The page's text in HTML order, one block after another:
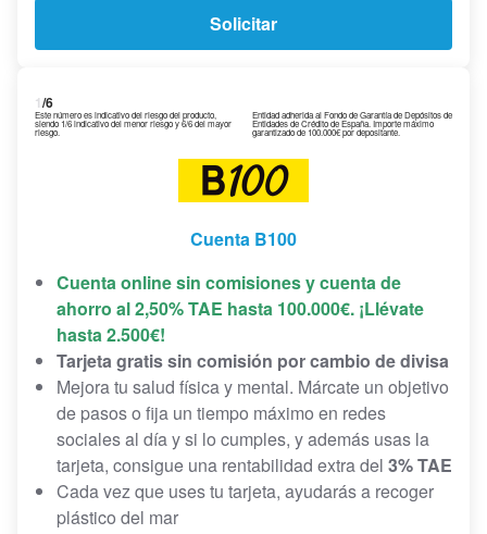
Solicitar
1/6
Este número es indicativo del riesgo del producto,
siendo 1/6 indicativo del menor riesgo y 6/6 del mayor
riesgo.
Entidad adherida al Fondo de Garantía de Depósitos de
Entidades de Crédito de España. Importe máximo
garantizado de 100.000€ por depositante.
Cuenta B100
Cuenta online sin comisiones y cuenta de
ahorro al 2,50% TAE hasta 100.000€. ¡Llévate
hasta 2.500€!
Tarjeta gratis sin comisión por cambio de divisa
Mejora tu salud física y mental. Márcate un objetivo
de pasos o fija un tiempo máximo en redes
sociales al día y si lo cumples, y además usas la
tarjeta, consigue una rentabilidad extra del 3% TAE
Cada vez que uses tu tarjeta, ayudarás a recoger
plástico del mar